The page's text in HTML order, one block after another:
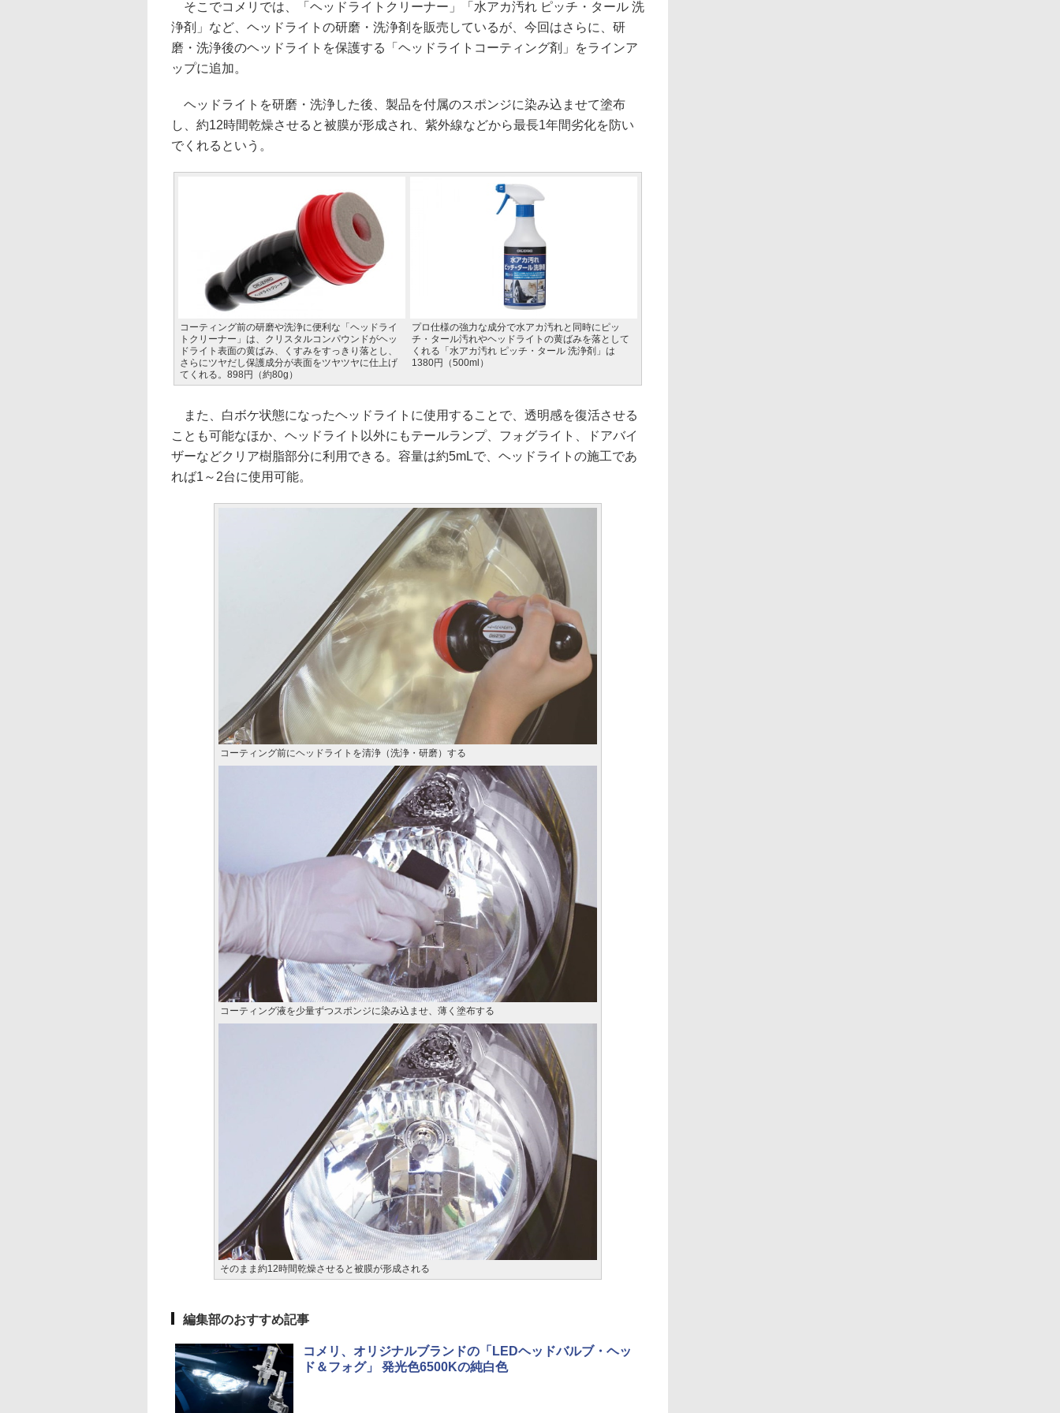
そこでコメリでは、「ヘッドライトクリーナー」「水アカ汚れ ピッチ・タール 洗
浄剤」など、ヘッドライトの研磨・洗浄剤を販売しているが、今回はさらに、研
磨・洗浄後のヘッドライトを保護する「ヘッドライトコーティング剤」をラインア
ップに追加。
ヘッドライトを研磨・洗浄した後、製品を付属のスポンジに染み込ませて塗布
し、約12時間乾燥させると被膜が形成され、紫外線などから最長1年間劣化を防い
でくれるという。
コーティング前の研磨や洗浄に便利な「ヘッドライ
トクリーナー」は、クリスタルコンパウンドがヘッ
ドライト表面の黄ばみ、くすみをすっきり落とし、
さらにツヤだし保護成分が表面をツヤツヤに仕上げ
てくれる。898円（約80g）
プロ仕様の強力な成分で水アカ汚れと同時にピッ
チ・タール汚れやヘッドライトの黄ばみを落として
くれる「水アカ汚れ ピッチ・タール 洗浄剤」は
1380円（500ml）
また、白ボケ状態になったヘッドライトに使用することで、透明感を復活させる
ことも可能なほか、ヘッドライト以外にもテールランプ、フォグライト、ドアバイ
ザーなどクリア樹脂部分に利用できる。容量は約5mLで、ヘッドライトの施工であ
れば1～2台に使用可能。
コーティング前にヘッドライトを清浄（洗浄・研磨）する
コーティング液を少量ずつスポンジに染み込ませ、薄く塗布する
そのまま約12時間乾燥させると被膜が形成される
編集部のおすすめ記事
コメリ、オリジナルブランドの「LEDヘッドバルブ・ヘッ
ド＆フォグ」 発光色6500Kの純白色